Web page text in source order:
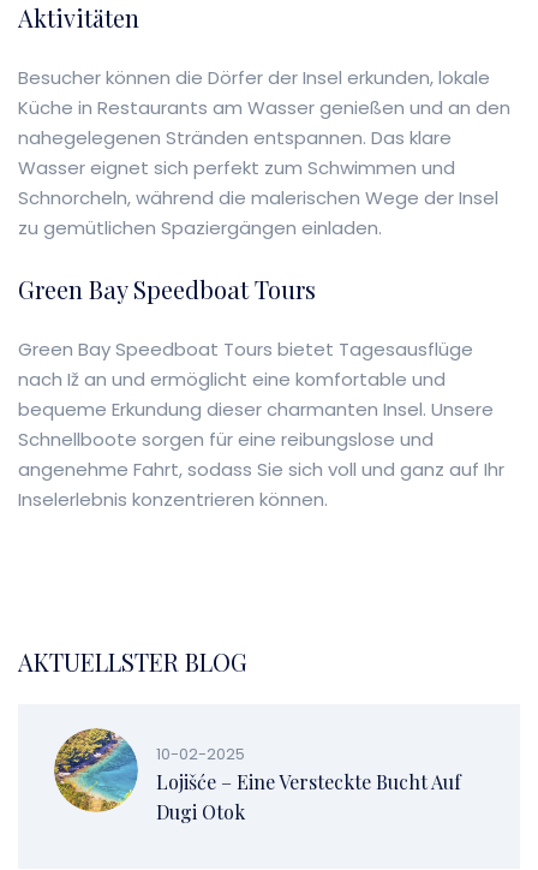
Aktivitäten
Besucher können die Dörfer der Insel erkunden, lokale
Küche in Restaurants am Wasser genießen und an den
nahegelegenen Stränden entspannen. Das klare
Wasser eignet sich perfekt zum Schwimmen und
Schnorcheln, während die malerischen Wege der Insel
zu gemütlichen Spaziergängen einladen.
Green Bay Speedboat Tours
Green Bay Speedboat Tours bietet Tagesausflüge
nach Iž an und ermöglicht eine komfortable und
bequeme Erkundung dieser charmanten Insel. Unsere
Schnellboote sorgen für eine reibungslose und
angenehme Fahrt, sodass Sie sich voll und ganz auf Ihr
Inselerlebnis konzentrieren können.
AKTUELLSTER BLOG
10-02-2025
Lojišće – Eine Versteckte Bucht Auf
Dugi Otok